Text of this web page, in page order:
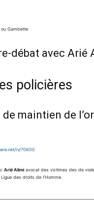
Gambette
débat avec Arié
policières
maintien de
rv/70600
Arié Alimi avocat des victimes des de
des droits de l’Homme.